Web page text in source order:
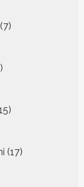
7
producten
producten
producten
17
producten